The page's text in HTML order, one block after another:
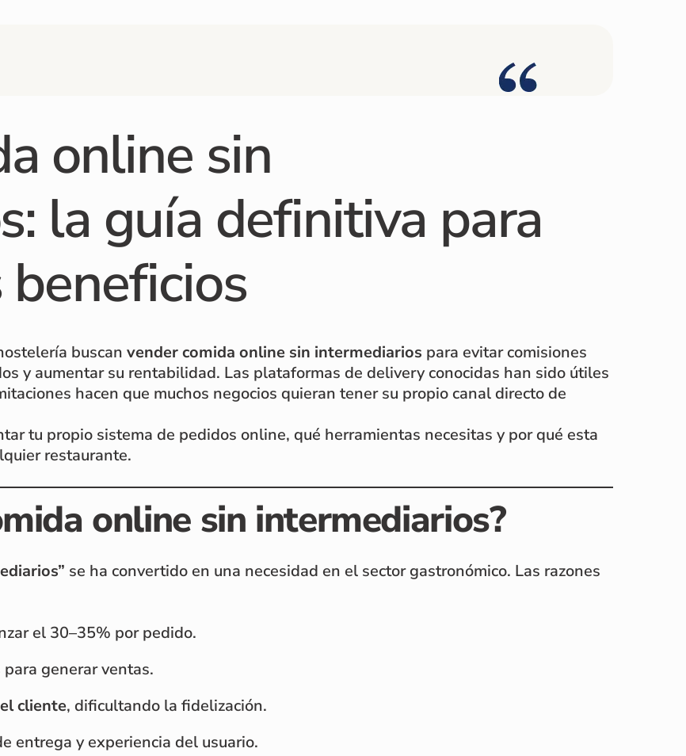
online sin
la guía definitiva para
buscan vender comida online sin intermediarios para evitar comisiones
y aumentar su rentabilidad. Las plataformas de delivery conocidas han sido útiles
hacen que muchos negocios quieran tener su propio canal directo de
tu propio sistema de pedidos online, qué herramientas necesitas y por qué esta
restaurante.
online sin intermediarios?
se ha convertido en una necesidad en el sector gastronómico. Las razones
el 30–35% por pedido.
generar ventas.
cliente, dificultando la fidelización.
entrega y experiencia del usuario.